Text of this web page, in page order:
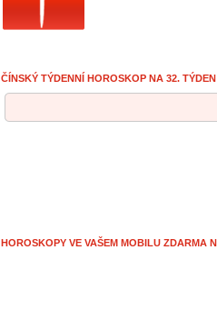
ČÍNSKÝ TÝDENNÍ HOROSKOP NA 32.
HOROSKOPY VE VAŠEM MOBILU ZDARMA